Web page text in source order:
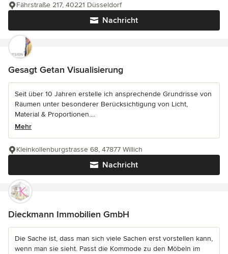
Nachricht
Fährstraße 217, 40221 Düsseldorf
Gesagt Getan Visualisierung
Seit über 10 Jahren erstelle ich ansprechende Grundrisse von
Räumen unter besonderer Berücksichtigung von Licht,
Material & Proportionen....
Mehr
Nachricht
Kleinkollenburgstrasse 68, 47877 Willich
Dieckmann Immobilien GmbH
Die Sache ist, dass man sich viele Sachen erst vorstellen kann,
wenn man sie sieht. Passt die Kommode zu den Möbeln im